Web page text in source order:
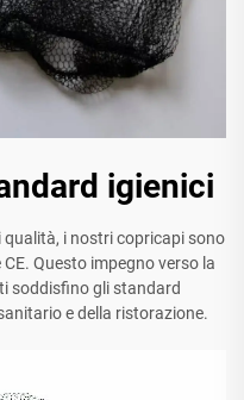
igienici
i nostri copricapi sono
Questo impegno verso la
soddisfino gli standard
e della ristorazione.